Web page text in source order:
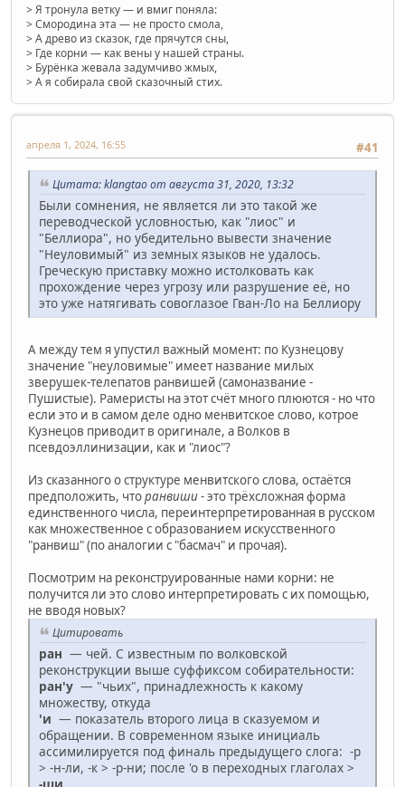
> Я тронула ветку — и вмиг поняла:
> Смородина эта — не просто смола,
> А древо из сказок, где прячутся сны,
> Где корни — как вены у нашей страны.
> Бурёнка жевала задумчиво жмых,
> А я собирала свой сказочный стих.
#41
апреля 1, 2024, 16:55
Цитата: klangtao от августа 31, 2020, 13:32
Были сомнения, не является ли это такой же
переводческой условностью, как "лиос" и
"Беллиора", но убедительно вывести значение
"Неуловимый" из земных языков не удалось.
Греческую приставку можно истолковать как
прохождение через угрозу или разрушение её, но
это уже натягивать совоглазое Гван-Ло на Беллиору
А между тем я упустил важный момент: по Кузнецову
значение "неуловимые" имеет название милых
зверушек-телепатов ранвишей (самоназвание -
Пушистые). Рамеристы на этот счёт много плюются - но что
если это и в самом деле одно менвитское слово, котрое
Кузнецов приводит в оригинале, а Волков в
псевдоэллинизации, как и "лиос"?
Из сказанного о структуре менвитского слова, остаётся
предположить, чторанвиши- это трёхсложная форма
единственного числа, переинтерпретированная в русском
как множественное с образованием искусственного
"ранвиш" (по аналогии с "басмач" и прочая).
Посмотрим на реконструированные нами корни: не
получится ли это слово интерпретировать с их помощью,
не вводя новых?
Цитировать
ран — чей. С известным по волковской
реконструкции выше суффиксом собирательности:
ран'у — "чьих", принадлежность к какому
множеству, откуда
'и — показатель второго лица в сказуемом и
обращении. В современном языке инициаль
ассимилируется под финаль предыдущего слога: -р
> -н-ли, -к > -р-ни; после 'о в переходных глаголах >
-ши